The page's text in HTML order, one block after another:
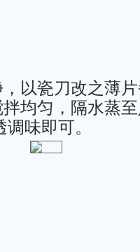
以瓷刀改之薄片
均匀，隔水蒸至
味即可。